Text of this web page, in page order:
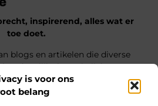
is voor ons
belang
inspirerend, alles wat er
toe doet.
blogs en artikelen die diverse
dagelijks leven belichten.